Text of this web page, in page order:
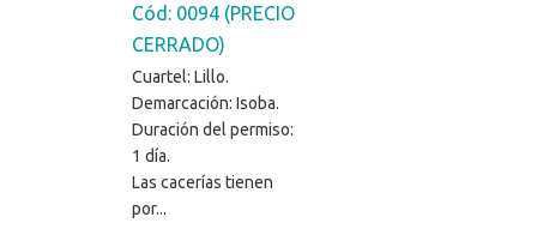
Cód: 0094 (PRECIO
CERRADO)
Cuartel: Lillo.
Demarcación: Isoba.
Duración del permiso:
1 día.
Las cacerías tienen
por...